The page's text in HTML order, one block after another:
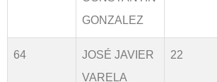
GONZALEZ
64
JOSÉ JAVIER
VARELA
22